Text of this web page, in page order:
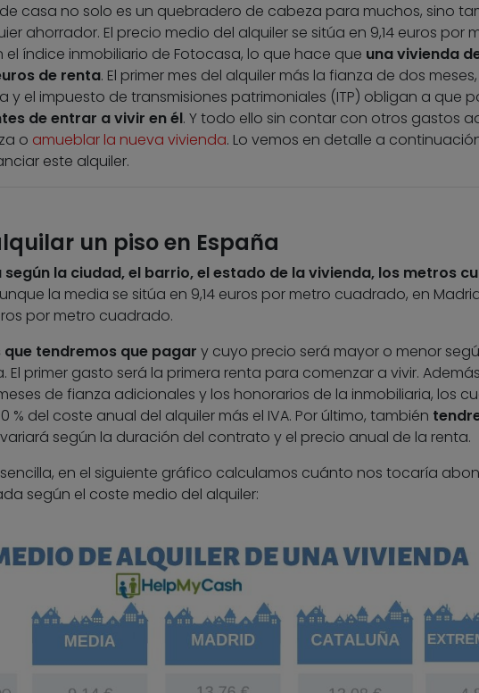
casa no solo es un quebradero de cabeza para muchos, sino
ahorrador. El precio medio del alquiler se sitúa en 9,14 euros por
índice inmobiliario de Fotocasa, lo que hace que una vivienda
de renta. El primer mes del alquiler más la fianza de dos
y el impuesto de transmisiones patrimoniales (ITP) obligan a que
de entrar a vivir en él. Y todo ello sin contar con otros gastos
o amueblar la nueva vivienda. Lo vemos en detalle a
este alquiler.
un piso en España
la ciudad, el barrio, el estado de la vivienda, los metros
la media se sitúa en 9,14 euros por metro cuadrado, en
por metro cuadrado.
tendremos que pagar y cuyo precio será mayor o menor
El primer gasto será la primera renta para comenzar a vivir.
de fianza adicionales y los honorarios de la inmobiliaria, los
% del coste anual del alquiler más el IVA. Por último, también
según la duración del contrato y el precio anual de la renta.
en el siguiente gráfico calculamos cuánto nos tocaría
según el coste medio del alquiler: